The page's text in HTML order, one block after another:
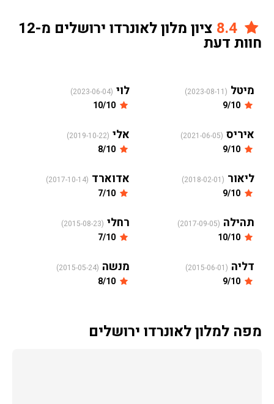
ציון מלון לאונרדו ירושלים מ-12
חוות דעת
מיטל (2023-08-11) לוי (2023-06-04)
איריס (2021-06-05) אלי (2019-10-22)
ליאור (2018-02-01) אדוארד (2017-10-14)
תהילה (2017-09-05) רחלי (2015-08-23)
דליה (2015-06-01) מנשה (2015-05-24)
מפה למלון לאונרדו ירושלים